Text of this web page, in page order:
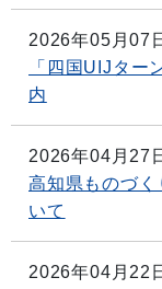
2026年05月07
「四国UIJター
内
2026年04月27
高知県ものづ
いて
2026年04月22